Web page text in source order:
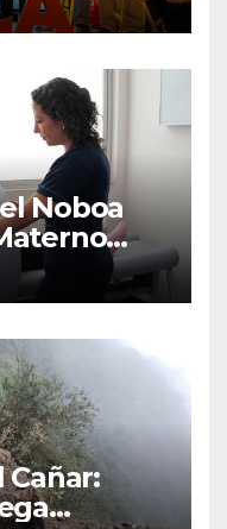
Noboa
en
equipos